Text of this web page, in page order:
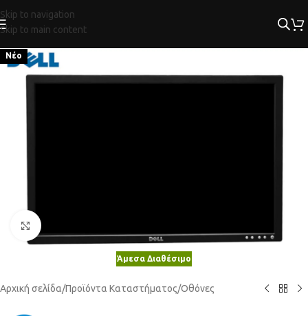
Skip to navigation
Skip to main content
Νέο
Κλικ για μεγέθυνση
Άμεσα Διαθέσιμο
Αρχική σελίδα/Προϊόντα Καταστήματος/Οθόνες